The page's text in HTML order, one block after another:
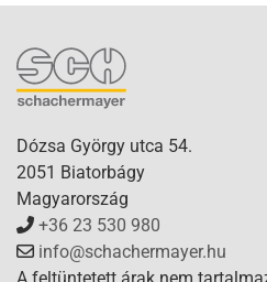
Dózsa György utca 54.
2051 Biatorbágy
Magyarország
+36 23 530 980
info@schachermayer.hu